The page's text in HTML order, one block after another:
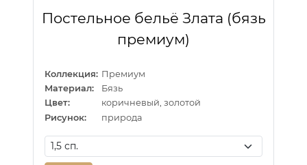
Постельное бельё Злата (бязь
премиум)
Коллекция: Премиум
Материал:
Бязь
Цвет:
коричневый, золотой
Рисунок:
природа